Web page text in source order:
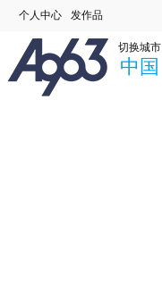
个人中心 发作品
切换城市
中国